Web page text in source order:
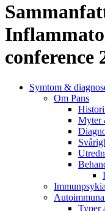
conference
Symtom &
Om Pans
Myter
Typer